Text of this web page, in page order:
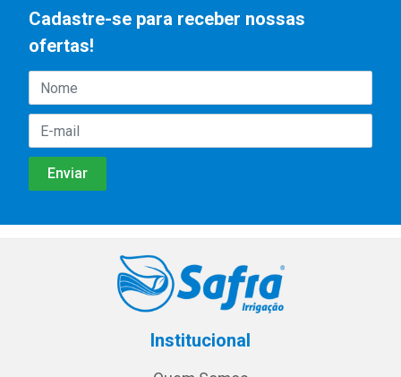
Cadastre-se para receber nossas
ofertas!
Institucional